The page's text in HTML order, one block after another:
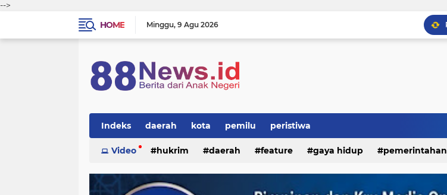
-->
HOME
Minggu 9 Agu 2026
Indeks daerah kota pemilu peristiwa
Video hukrim daerah feature gaya hidup pemerintahan